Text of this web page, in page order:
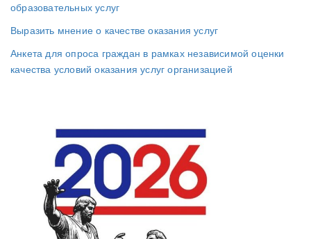
образовательных услуг
Выразить мнение о качестве оказания услуг
Анкета для опроса граждан в рамках независимой оценки
качества условий оказания услуг организацией